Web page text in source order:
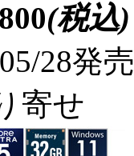
(税込)
28発売
寄せ